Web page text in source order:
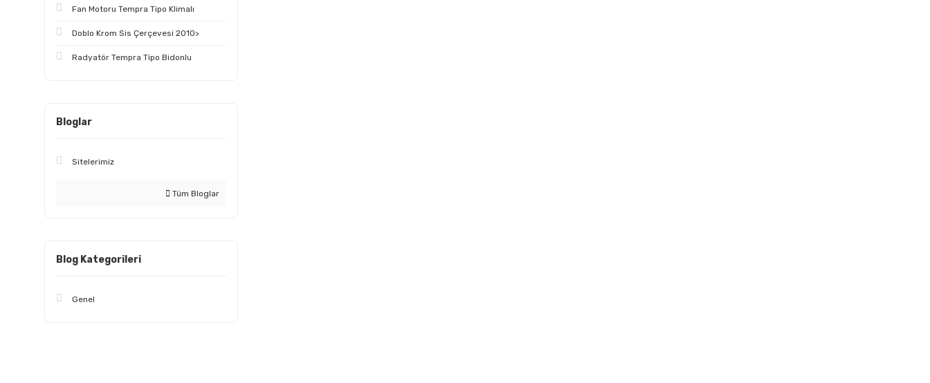
Fan Motoru Tempra Tipo Klimalı
Doblo Krom Sis Çerçevesi 2010>
Radyatör Tempra Tipo Bidonlu
Bloglar
Sitelerimiz
Tüm Bloglar
Blog Kategorileri
Genel